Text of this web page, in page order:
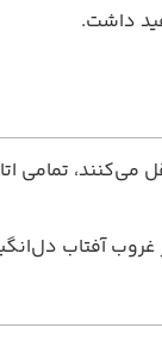
داشت.
می‌کنند،
غروب آفتاب